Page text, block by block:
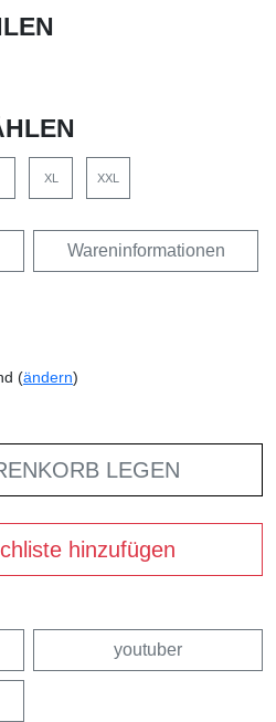
XL XXL
Wareninformationen
(ändern)
LEGEN
hinzufügen
youtuber